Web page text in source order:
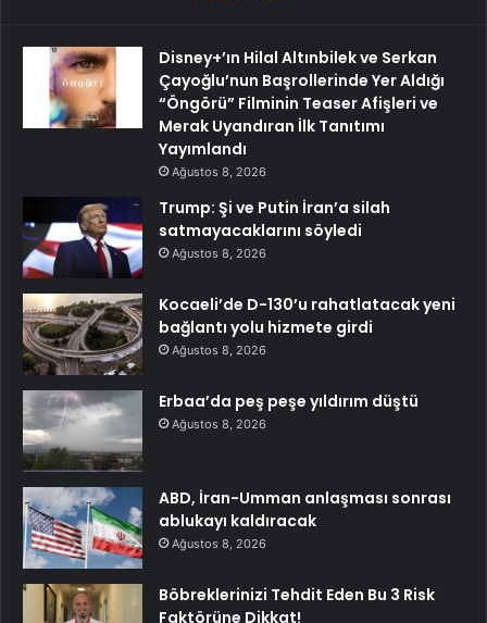
Disney+’ın Hilal Altınbilek ve Serkan
Çayoğlu’nun Başrollerinde Yer Aldığı
“Öngörü” Filminin Teaser Afişleri ve
Merak Uyandıran İlk Tanıtımı
Yayımlandı
Ağustos 8, 2026
Trump: Şi ve Putin İran’a silah
satmayacaklarını söyledi
Ağustos 8, 2026
Kocaeli’de D-130’u rahatlatacak yeni
bağlantı yolu hizmete girdi
Ağustos 8, 2026
Erbaa’da peş peşe yıldırım düştü
Ağustos 8, 2026
ABD, İran-Umman anlaşması sonrası
ablukayı kaldıracak
Ağustos 8, 2026
Böbreklerinizi Tehdit Eden Bu 3 Risk
Faktörüne Dikkat!